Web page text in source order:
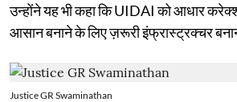
उन्होंने यह भी कहा कि UIDAI को आधार
आसान बनाने के लिए ज़रूरी इंफ्रास्ट्रक्चर
Justice GR Swaminathan